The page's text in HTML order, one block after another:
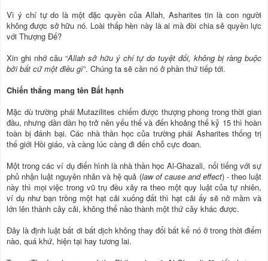
Vì ý chí tự do là một đặc quyền của Allah, Asharites tin là con người
không được sở hữu nó. Loài thấp hèn này là ai mà đòi chia sẻ quyền lực
với Thượng Đế?
Xin ghi nhớ câu “Allah sở hữu ý chí tự do tuyệt đối, không bị ràng buộc
bởi bất cứ một điều gì”. Chúng ta sẽ cần nó ở phần thứ tiếp tới.
Chiến thắng mang tên Bất hạnh
Mặc dù trường phái Mutazilites chiếm được thượng phong trong thời gian
đầu, nhưng dần dần họ trở nên yếu thế và đến khoảng thế kỷ 15 thì hoàn
toàn bị đánh bại. Các nhà thần học của trường phái Asharites thống trị
thế giới Hồi giáo, và càng lúc càng đi đến chỗ cực đoan.
Một trong các ví dụ điển hình là nhà thần học Al-Ghazali, nổi tiếng với sự
phủ nhận luật nguyên nhân và hệ quả (law of cause and effect) - theo luật
này thì mọi việc trong vũ trụ đều xảy ra theo một quy luật của tự nhiên,
ví dụ như bạn trồng một hạt cải xuống đất thì hạt cải ấy sẽ nở mầm và
lớn lên thành cây cải, không thể nào thành một thứ cây khác được.
Đây là định luật bất di bất dịch không thay đổi bất kể nó ở trong thời điểm
nào, quá khứ, hiện tại hay tương lai.